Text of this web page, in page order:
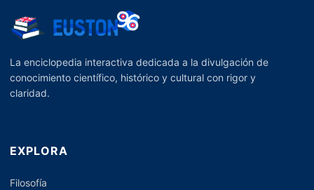
La enciclopedia interactiva dedicada a la divulgación de
conocimiento científico, histórico y cultural con rigor y
claridad.
EXPLORA
Filosofía